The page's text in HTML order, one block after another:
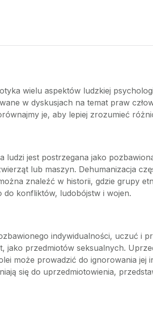
wielu aspektów ludzkiej
w dyskusjach na temat praw
je, aby lepiej zrozumieć
jest postrzegana jako
lub maszyn. Dehumanizacja
znaleźć w historii, gdzie grupy
do konfliktów, ludobójstw i wojen.
indywidualności, uczuć i
jako przedmiotów seksualnych.
może prowadzić do ignorowania jej
się do uprzedmiotowienia,